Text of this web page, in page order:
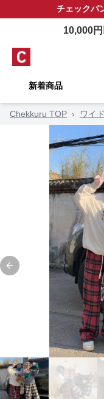
チェックパ
10,000
新着商品
Chekkuru TOP › ワイ
Previous slide